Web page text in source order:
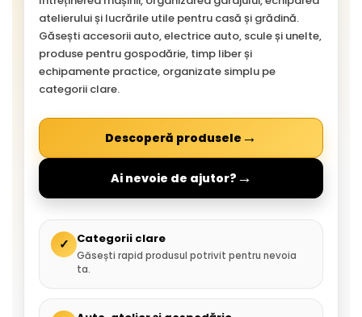
atelierului și lucrările utile pentru casă și grădină.
Găsești accesorii auto, electrice auto, scule și unelte,
produse pentru gospodărie, timp liber și
echipamente practice, organizate simplu pe
categorii clare.
Descoperă produsele →
Ai nevoie de ajutor? →
✓ Categorii clare
Găsești rapid produsul potrivit pentru nevoia
ta.